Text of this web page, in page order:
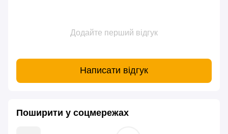
Додайте перший відгук
Написати відгук
Поширити у соцмережах